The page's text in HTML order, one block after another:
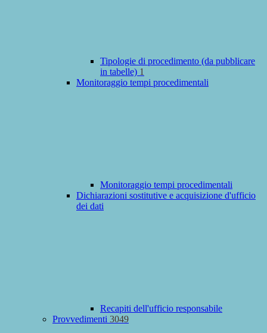
Tipologie di procedimento (da pubblicare
in tabelle) 1
Monitoraggio tempi procedimentali
Monitoraggio tempi procedimentali
Dichiarazioni sostitutive e acquisizione d'ufficio
dei dati
Recapiti dell'ufficio responsabile
Provvedimenti 3049